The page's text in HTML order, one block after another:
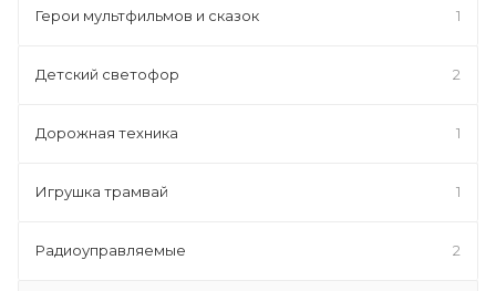
Герои мультфильмов и сказок 1
Детский светофор 2
Дорожная техника 1
Игрушка трамвай 1
Радиоуправляемые 2